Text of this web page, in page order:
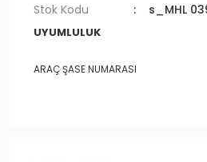
Stok Kodu
s_MHL
UYUMLULUK
ARAÇ ŞASE NUMARASI